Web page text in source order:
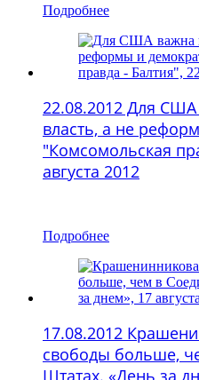
Подробнее
22.08.2012 Для
власть, а не
"Комсомольская
августа 2012
Подробнее
17.08.2012
свободы больше,
Штатах. «День за